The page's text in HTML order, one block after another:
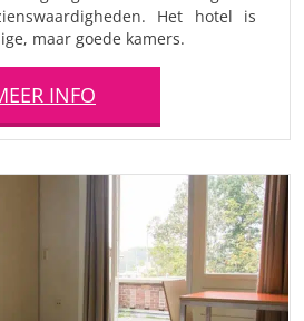
Het hotel is
maar goede kamers.
INFO